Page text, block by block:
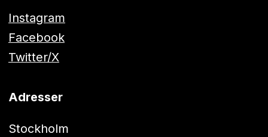
Instagram
Facebook
Twitter/X
Adresser
Stockholm